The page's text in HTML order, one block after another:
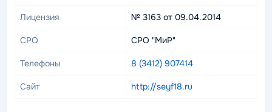
Лицензия № 3163 от 09.04.2014
СРО СРО "МиР"
Телефоны 8 (3412) 907414
Сайт http://seyf18.ru